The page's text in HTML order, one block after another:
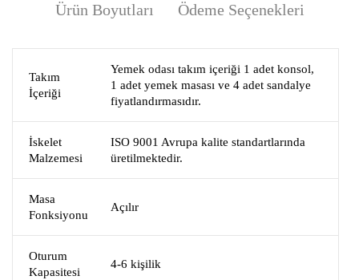
Ürün Boyutları
Ödeme Seçenekleri
Takım
İçeriği
Yemek odası takım içeriği 1 adet konsol,
1 adet yemek masası ve 4 adet sandalye
fiyatlandırmasıdır.
İskelet
Malzemesi
ISO 9001 Avrupa kalite standartlarında
üretilmektedir.
Masa
Fonksiyonu
Açılır
Oturum
Kapasitesi
4-6 kişilik